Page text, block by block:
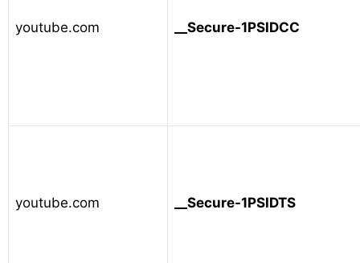
youtube.com __Secure-1PSIDCC
youtube.com __Secure-1PSIDTS